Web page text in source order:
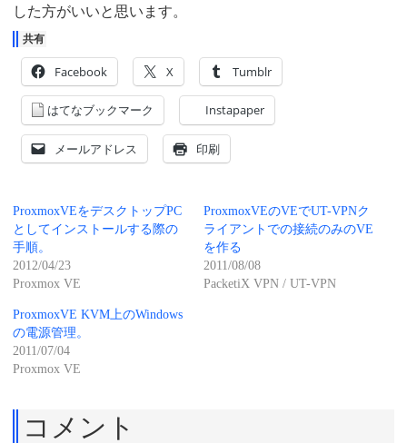
した方がいいと思います。
共有
Facebook X Tumblr
はてなブックマーク Instapaper
メールアドレス 印刷
ProxmoxVEをデスクトップPC
としてインストールする際の
手順。
2012/04/23
Proxmox VE
ProxmoxVEのVEでUT-VPNク
ライアントでの接続のみのVE
を作る
2011/08/08
PacketiX VPN / UT-VPN
ProxmoxVE KVM上のWindows
の電源管理。
2011/07/04
Proxmox VE
コメント